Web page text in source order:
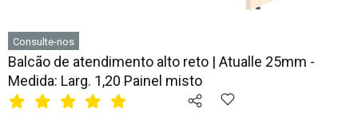
Consulte-nos
Balcão de atendimento alto reto | Atualle 25mm -
Medida: Larg. 1,20 Painel misto